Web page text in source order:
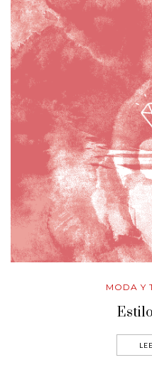
MODA Y